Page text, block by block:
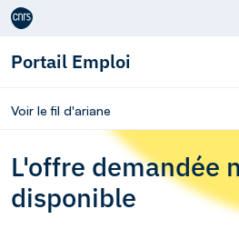
Aller au contenu
Portail Emploi
Voir le fil d'ariane
L'offre demandée
disponible